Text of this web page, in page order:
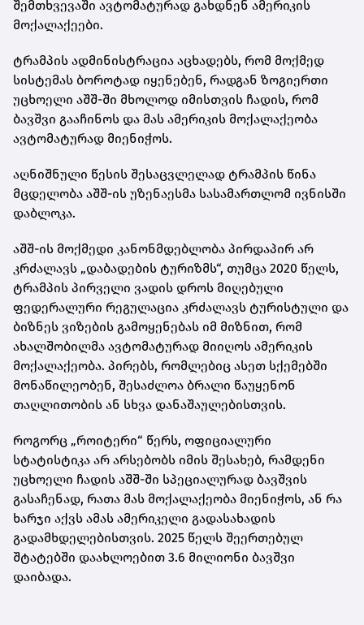
შემთხვევაში ავტომატურად გახდნენ ამერიკის
მოქალაქეები.
ტრამპის ადმინისტრაცია აცხადებს, რომ მოქმედ
სისტემას ბოროტად იყენებენ, რადგან ზოგიერთი
უცხოელი აშშ-ში მხოლოდ იმისთვის ჩადის, რომ
ბავშვი გააჩინოს და მას ამერიკის მოქალაქეობა
ავტომატურად მიენიჭოს.
აღნიშნული წესის შესაცვლელად ტრამპის წინა
მცდელობა აშშ-ის უზენაესმა სასამართლომ ივნისში
დაბლოკა.
აშშ-ის მოქმედი კანონმდებლობა პირდაპირ არ
კრძალავს „დაბადების ტურიზმს“, თუმცა 2020 წელს,
ტრამპის პირველი ვადის დროს მიღებული
ფედერალური რეგულაცია კრძალავს ტურისტული და
ბიზნეს ვიზების გამოყენებას იმ მიზნით, რომ
ახალშობილმა ავტომატურად მიიღოს ამერიკის
მოქალაქეობა. პირებს, რომლებიც ასეთ სქემებში
მონაწილეობენ, შესაძლოა ბრალი წაუყენონ
თაღლითობის ან სხვა დანაშაულებისთვის.
როგორც „როიტერი“ წერს, ოფიციალური
სტატისტიკა არ არსებობს იმის შესახებ, რამდენი
უცხოელი ჩადის აშშ-ში სპეციალურად ბავშვის
გასაჩენად, რათა მას მოქალაქეობა მიენიჭოს, ან რა
ხარჯი აქვს ამას ამერიკელი გადასახადის
გადამხდელებისთვის. 2025 წელს შეერთებულ
შტატებში დაახლოებით 3.6 მილიონი ბავშვი
დაიბადა.